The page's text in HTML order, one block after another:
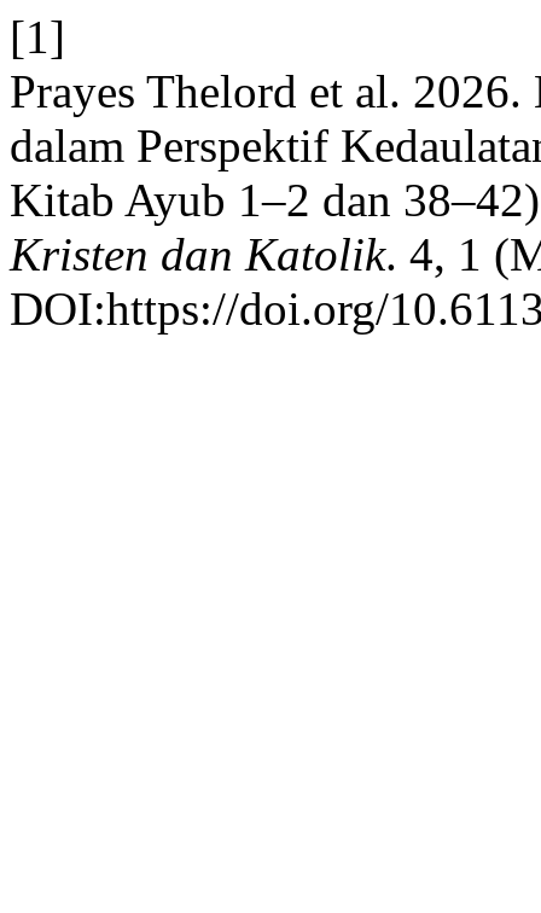
[1]
Prayes Thelord et al.
dalam Perspektif
Kitab Ayub 1–2 dan
Kristen dan Katolik. 4, 1
DOI:https://doi.org/